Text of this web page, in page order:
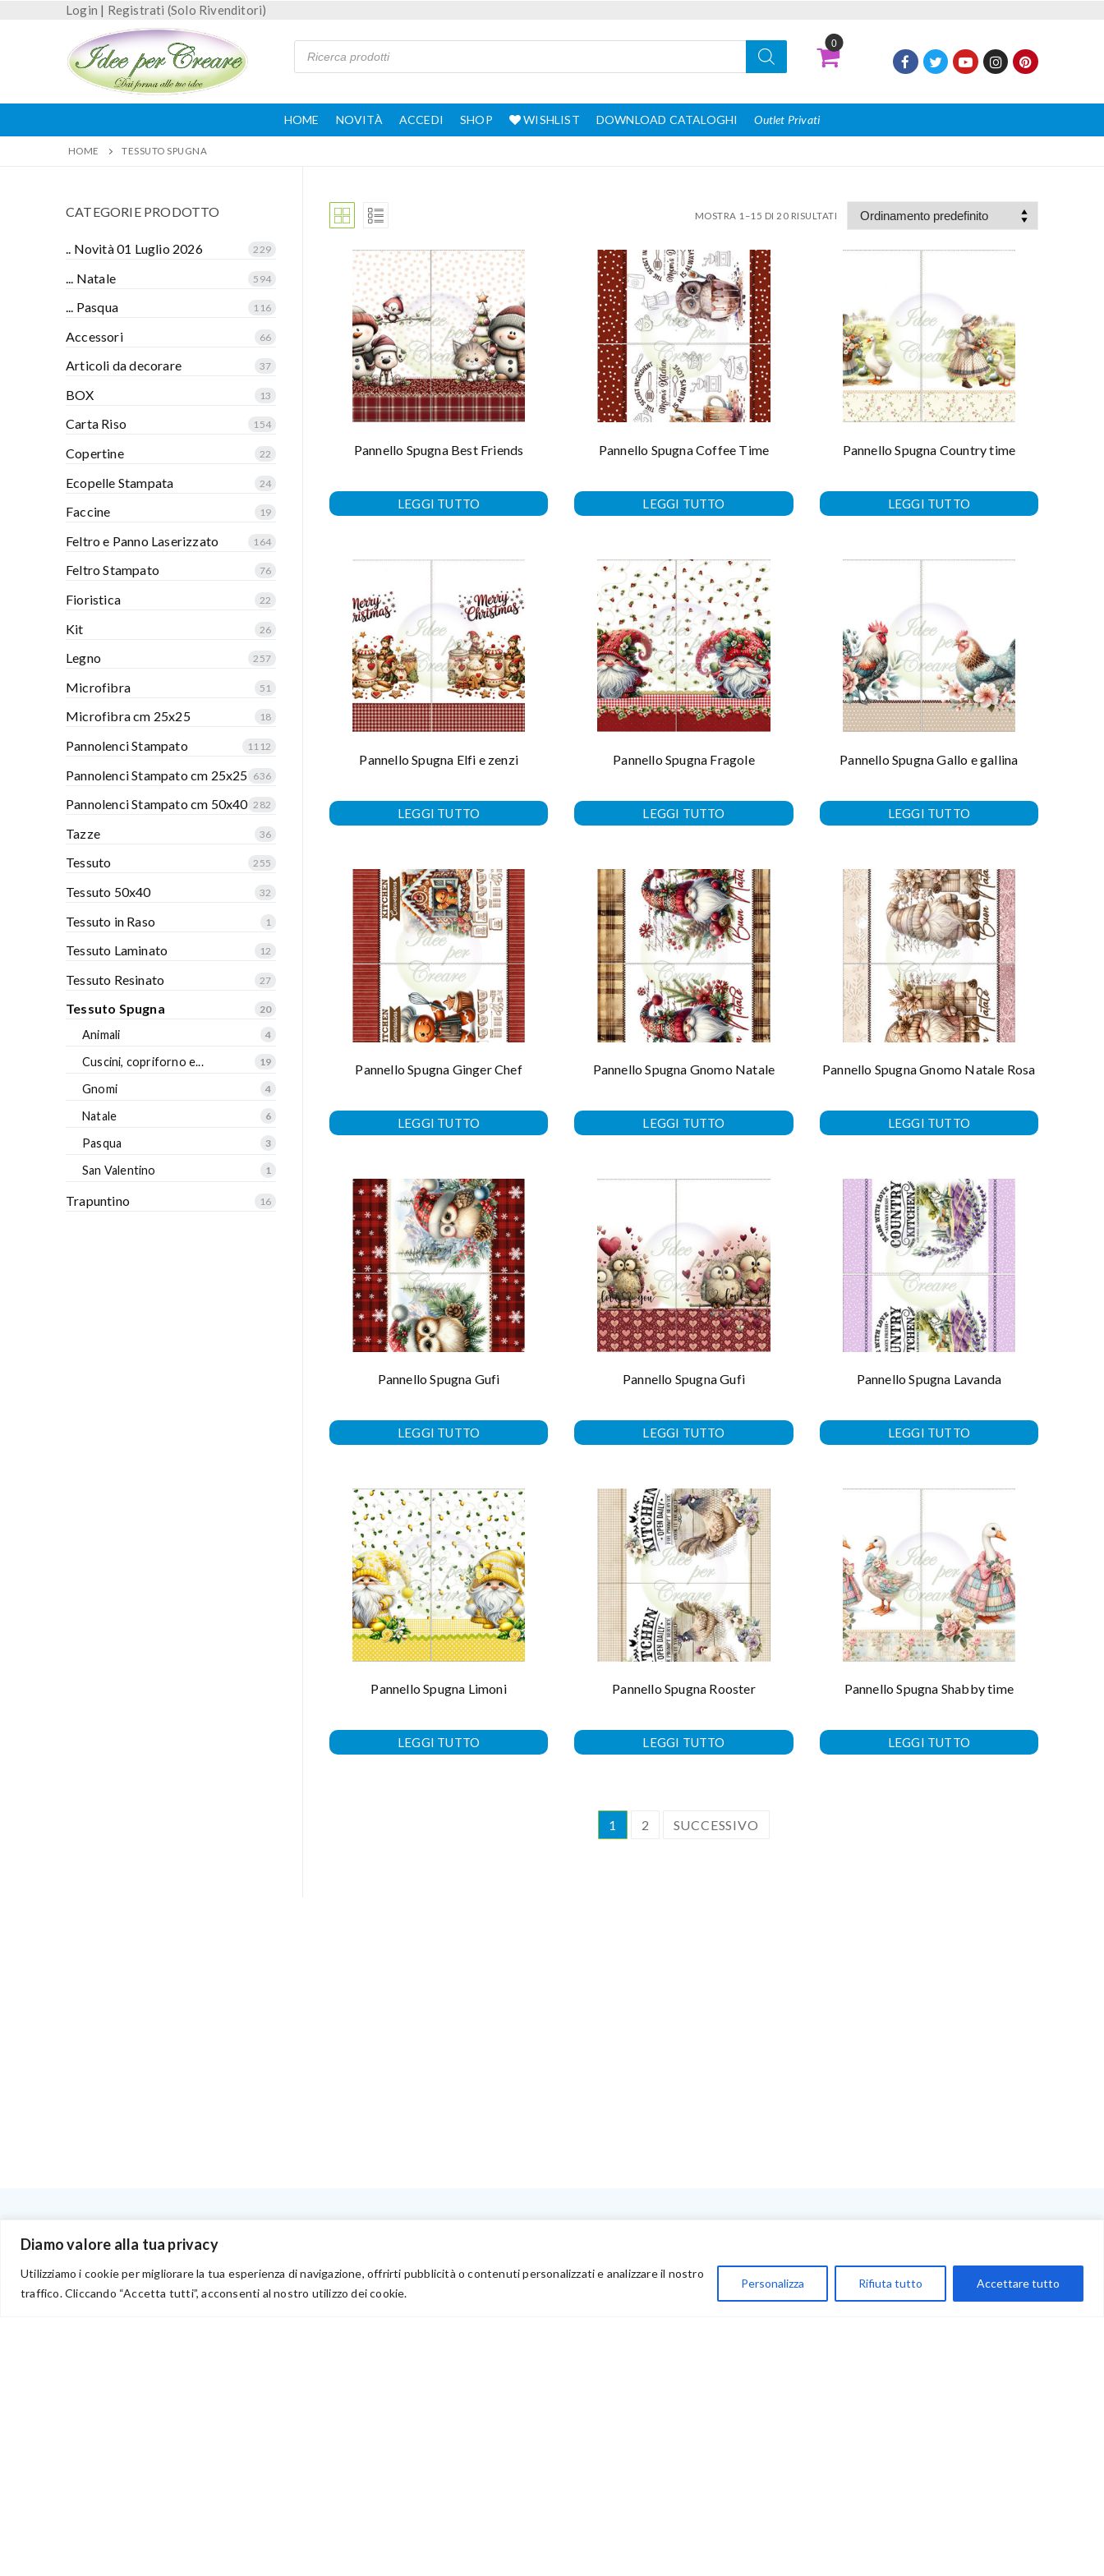
Diamo valore alla tua privacy
Utilizziamo i cookie per migliorare la tua esperienza di navigazione, offrirti pubblicità o contenuti personalizzati e analizzare il nostro
traffico. Cliccando “Accetta tutti”, acconsenti al nostro utilizzo dei cookie.
Personalizza Rifiuta tutto Accettare tutto
0
Login | Registrati (Solo Rivenditori)
HOME NOVITÀ ACCEDI SHOP WISHLIST DOWNLOAD CATALOGHI Outlet Privati
HOME TESSUTO SPUGNA
MOSTRA 1–15 DI 20 RISULTATI
Pannello Spugna Best Friends
LEGGI TUTTO
Pannello Spugna Coffee Time
LEGGI TUTTO
Pannello Spugna Country time
LEGGI TUTTO
Pannello Spugna Elfi e zenzi
LEGGI TUTTO
Pannello Spugna Fragole
LEGGI TUTTO
Pannello Spugna Gallo e gallina
LEGGI TUTTO
Pannello Spugna Ginger Chef
LEGGI TUTTO
Pannello Spugna Gnomo Natale
LEGGI TUTTO
Pannello Spugna Gnomo Natale Rosa
LEGGI TUTTO
Pannello Spugna Gufi
LEGGI TUTTO
Pannello Spugna Gufi
LEGGI TUTTO
Pannello Spugna Lavanda
LEGGI TUTTO
Pannello Spugna Limoni
LEGGI TUTTO
Pannello Spugna Rooster
LEGGI TUTTO
Pannello Spugna Shabby time
LEGGI TUTTO
1 2 SUCCESSIVO
CATEGORIE PRODOTTO
.. Novità 01 Luglio 2026 229
... Natale 594
... Pasqua 116
Accessori 66
Articoli da decorare 37
BOX 13
Carta Riso 154
Copertine 22
Ecopelle Stampata 24
Faccine 19
Feltro e Panno Laserizzato 164
Feltro Stampato 76
Fioristica 22
Kit 26
Legno 257
Microfibra 51
Microfibra cm 25x25 18
Pannolenci Stampato 1112
Pannolenci Stampato cm 25x25 636
Pannolenci Stampato cm 50x40 282
Tazze 36
Tessuto 255
Tessuto 50x40 32
Tessuto in Raso 1
Tessuto Laminato 12
Tessuto Resinato 27
Tessuto Spugna 20
Animali 4
Cuscini, copriforno e... 19
Gnomi 4
Natale 6
Pasqua 3
San Valentino 1
Trapuntino 16
Privacy
Chi Siamo
My Account
Carrello